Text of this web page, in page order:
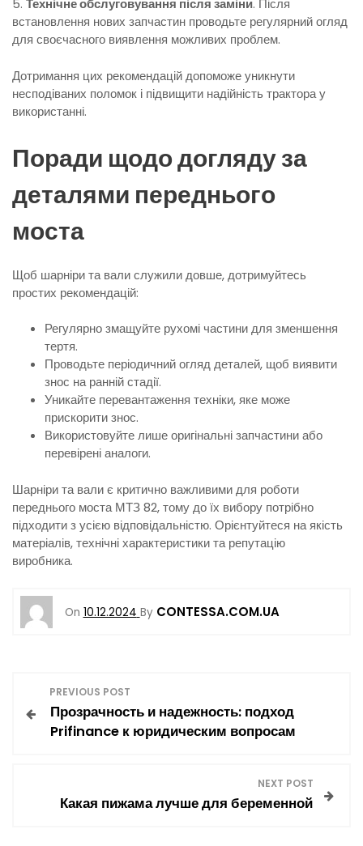
5. Технічне обслуговування після заміни. Після
встановлення нових запчастин проводьте регулярний огляд
для своєчасного виявлення можливих проблем.
Дотримання цих рекомендацій допоможе уникнути
несподіваних поломок і підвищити надійність трактора у
використанні.
Поради щодо догляду за
деталями переднього
моста
Щоб шарніри та вали служили довше, дотримуйтесь
простих рекомендацій:
Регулярно змащуйте рухомі частини для зменшення
тертя.
Проводьте періодичний огляд деталей, щоб виявити
знос на ранній стадії.
Уникайте перевантаження техніки, яке може
прискорити знос.
Використовуйте лише оригінальні запчастини або
перевірені аналоги.
Шарніри та вали є критично важливими для роботи
переднього моста МТЗ 82, тому до їх вибору потрібно
підходити з усією відповідальністю. Орієнтуйтеся на якість
матеріалів, технічні характеристики та репутацію
виробника.
On 10.12.2024 By CONTESSA.COM.UA
PREVIOUS POST
Прозрачность и надежность: подход
Prifinance к юридическим вопросам
NEXT POST
Какая пижама лучше для беременной